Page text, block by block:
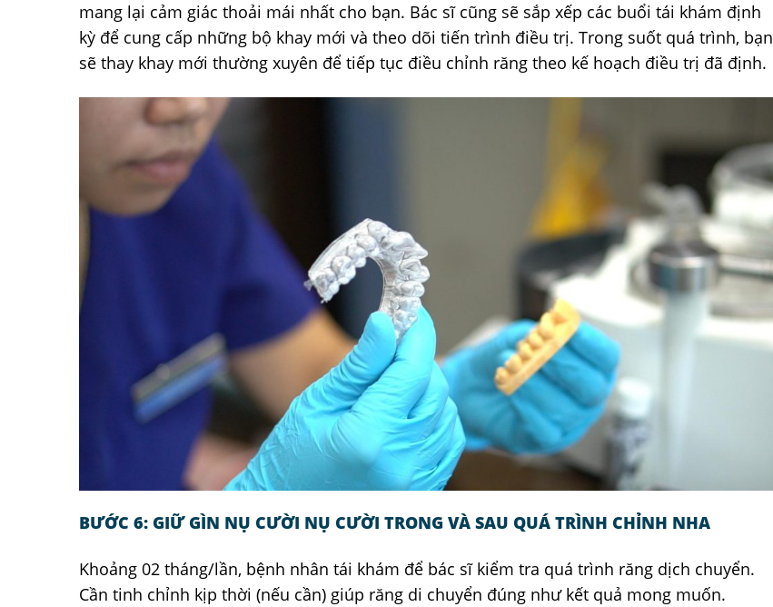
mang lại cảm giác thoải mái nhất cho bạn. Bác sĩ cũng sẽ sắp xếp các buổi tái khám định
kỳ để cung cấp những bộ khay mới và theo dõi tiến trình điều trị. Trong suốt quá trình, bạn
sẽ thay khay mới thường xuyên để tiếp tục điều chỉnh răng theo kế hoạch điều trị đã định.
BƯỚC 6: GIỮ GÌN NỤ CƯỜI NỤ CƯỜI TRONG VÀ SAU QUÁ TRÌNH CHỈNH NHA
Khoảng 02 tháng/lần, bệnh nhân tái khám để bác sĩ kiểm tra quá trình răng dịch chuyển.
Cần tinh chỉnh kịp thời (nếu cần) giúp răng di chuyển đúng như kết quả mong muốn.